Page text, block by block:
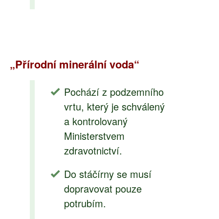
„Přírodní minerální voda“
Pochází z podzemního
vrtu, který je schválený
a kontrolovaný
Ministerstvem
zdravotnictví.
Do stáčírny se musí
dopravovat pouze
potrubím.